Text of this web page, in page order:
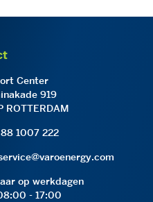
Center
919
ROTTERDAM
1007 222
op werkdagen
- 17:00